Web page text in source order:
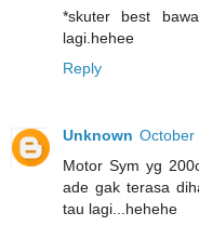
*skuter best
lagi.hehee
Reply
Unknown October
Motor Sym yg
ade gak terasa
tau lagi...hehehe